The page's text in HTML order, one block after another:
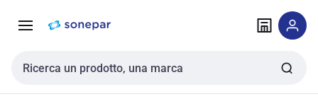
navigazione alla
Cerca input